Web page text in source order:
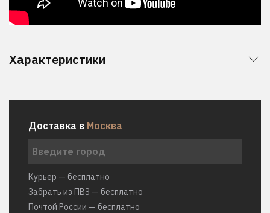
Характеристики
Доставка в Москва
Курьер — бесплатно
Забрать из ПВЗ — бесплатно
Почтой России — бесплатно